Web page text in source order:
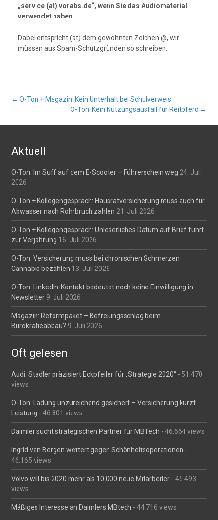
„service (at) vorabs.de“, wenn Sie das Audiomaterial
verwendet haben.
Dabei entspricht (at) dem gewohnten Zeichen @, wir
müssen aus Spam-Schutzgründen so schreiben.
Post
← O-Ton + Magazin: Kein Unterhalt bei Schulverweis
O-Ton: Kein Nutzungsausfall für Reitpferd →
Aktuell
O-Ton: Im Suff auf dem E-Scooter – Führerschein weg 24. Juli
2026
O-Ton + Kollegengespräch: Hausratversicherung muss auch für
Abwasser nach Rohrbruch zahlen 21. Juli 2026
O-Ton + Kollegengespräch: Unleserliches Datum auf Brief führt
zur Verjährung 16. Juli 2026
O-Ton: Versicherung muss bei chronischen Schmerzen
Cannabis bezahlen 13. Juli 2026
O-Ton: LinkedIn-Kontakt bedeutet noch keine Einwilligung in
Newsletter 9. Juli 2026
Magazin: Reformpaket – Befreiungsschlag beim
Bürokratieabbau? 9. Juli 2026
Oft gelesen
Audi: Stadler präzisiert Eckpfeiler für „Strategie 2020“ - 51.470
views
O-Ton: Ladung unzureichend gesichert – Versicherung kürzt
Leistung - 46.801 views
Daimler sucht strategischen Partner für MBTech - 46.664 views
Ingrid van Bergen wettert gegen Schönheitsoperationen -
46.165 views
Volvo will bis 2020 mehr als 10.000 neue Mitarbeiter - 45.493
views
Mäßiges Interesse an Daimlers MBtech - 44.716 views